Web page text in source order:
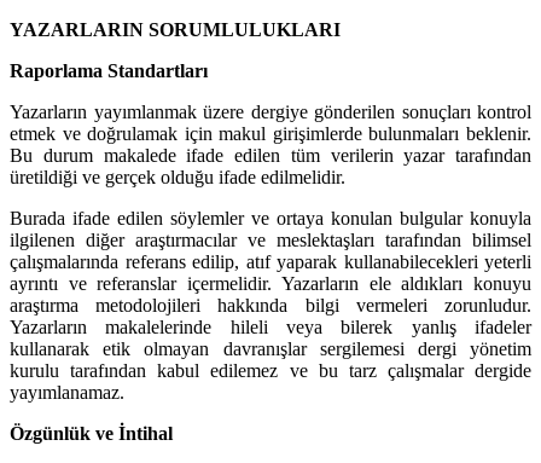
YAZARLARIN SORUMLULUKLARI
Raporlama Standartları
Yazarların yayımlanmak üzere dergiye gönderilen sonuçları kontrol
etmek ve doğrulamak için makul girişimlerde bulunmaları beklenir.
Bu durum makalede ifade edilen tüm verilerin yazar tarafından
üretildiği ve gerçek olduğu ifade edilmelidir.
Burada ifade edilen söylemler ve ortaya konulan bulgular konuyla
ilgilenen diğer araştırmacılar ve meslektaşları tarafından bilimsel
çalışmalarında referans edilip, atıf yaparak kullanabilecekleri yeterli
ayrıntı ve referanslar içermelidir. Yazarların ele aldıkları konuyu
araştırma metodolojileri hakkında bilgi vermeleri zorunludur.
Yazarların makalelerinde hileli veya bilerek yanlış ifadeler
kullanarak etik olmayan davranışlar sergilemesi dergi yönetim
kurulu tarafından kabul edilemez ve bu tarz çalışmalar dergide
yayımlanamaz.
Özgünlük ve İntihal